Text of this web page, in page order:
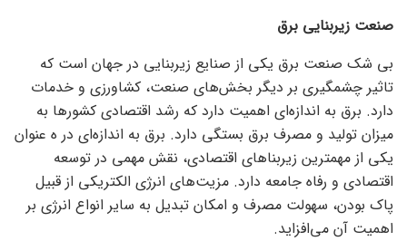
صنعت زیربنایی برق
بی شک صنعت برق یکی از صنایع زیربنایی در جهان است که
تاثیر چشمگیری بر دیگر بخش‌های صنعت، کشاورزی و خدمات
دارد. برق به اندازه‌ای اهمیت دارد که رشد اقتصادی کشور‌ها به
میزان تولید و مصرف برق بستگی دارد. برق به اندازه‌ای در ه عنوان
یکی از مهمترین زیربنا‌های اقتصادی، نقش مهمی در توسعه
اقتصادی و رفاه جامعه دارد. مزیت‌های انرژی الکتریکی از قبیل
پاک بودن، سهولت مصرف و امکان تبدیل به سایر انواع انرژی بر
اهمیت آن می‌افزاید.